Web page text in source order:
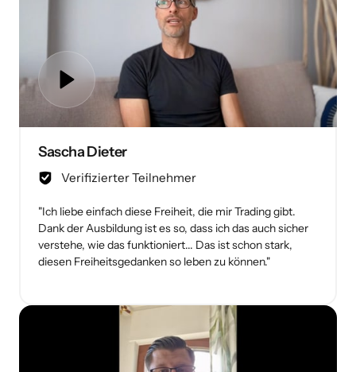
Sascha Dieter
Verifizierter Teilnehmer
"Ich liebe einfach diese Freiheit, die mir Trading gibt.
Dank der Ausbildung ist es so, dass ich das auch sicher
verstehe, wie das funktioniert... Das ist schon stark,
diesen Freiheitsgedanken so leben zu können."